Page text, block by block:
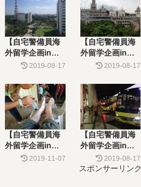
の流れに身を任
せ・・・・。さ
らば！留学結果
発表！！
りたい シキホ
ール島２nd シー
ズン
【自宅警備員海
外留学企画inフ
ィリピン・セ
最強台風過ぎ去
って・・・
2019-08-17
【自宅警備員海
外留学企画inフ
ィリピン・セ
ジョブチェンジ
のためリアル・
ダーマ神殿へ行
ってみたらすご
い聖地だった
2019-08-17
【自宅警備員海
外留学企画inフ
ィリピン・セ
2019-11-07
【自宅警備員海
外留学企画inフ
ィリピン・セ
ブ】第１６話
2019-08-17
スポンサーリンク